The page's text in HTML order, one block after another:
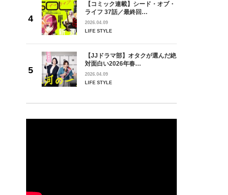
【コミック連載】シード・オブ・
ライフ 37話／最終回…
2026.04.09
LIFE STYLE
【JJドラマ部】オタクが選んだ絶
対面白い2026年春…
2026.04.09
LIFE STYLE